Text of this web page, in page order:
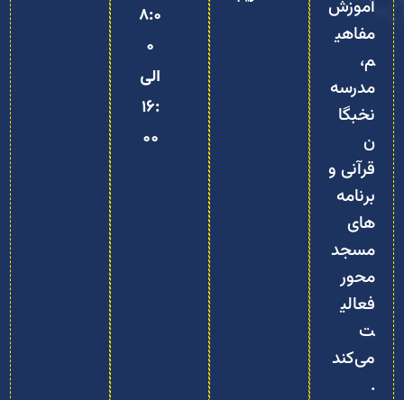
آموزش
مفاهی
م،
مدرسه
نخبگا
ن
قرآنی و
برنامه‌
های
مسجد‌
محور
فعالی
ت
می‌کند
.
8:0
0
الی
16:
00